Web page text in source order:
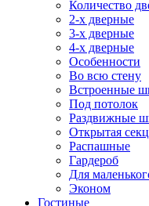
Количество
2-х дверные
3-х дверные
4-х дверные
Особенности
Во всю стену
Встроенные
Под потолок
Раздвижные
Открытая
Распашные
Гардероб
Для
Эконом
Гостиные